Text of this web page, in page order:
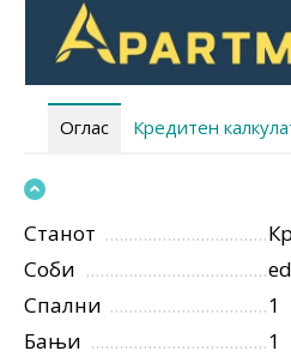
Оглас Кредитен
Станот
Соби
Спални
1
Бањи
1